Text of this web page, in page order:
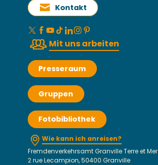
Kontakt
Mit uns arbeiten
Presseraum
Gruppen
Fotobibliothek
Wie kann ich anreisen?
Fremdenverkehrsamt Granville Terre et Mer
2 rue Lecampion, 50400 Granville